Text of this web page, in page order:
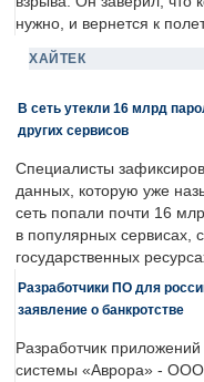
нужно, и вернется к
ХАЙТЕК
В сеть утекли 16 млрд
других сервисов
Специалисты
данных, которую уже
сеть попали почти 16
в популярных сервисах,
государственных
Разработчики ПО для
заявление о банкротстве
Разработчик
системы «Аврора» - ООО